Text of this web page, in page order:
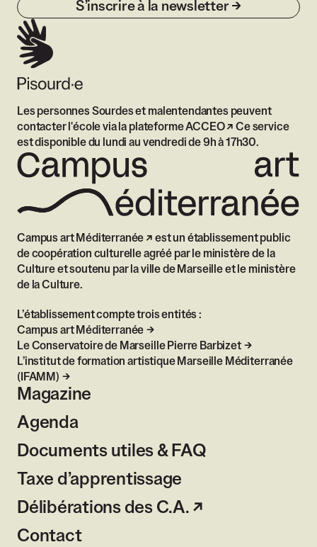
S’inscrire à la newsletter
Magazine
Agenda
Documents utiles & FAQ
Taxe d’apprentissage
Délibérations des C.A.
Contact
Campus art Méditerranée
est un établissement public
de coopération culturelle agréé par le ministère de la
Culture et soutenu par la ville de Marseille et le ministère
de la Culture.
L’établissement compte trois entités :
Campus art Méditerranée
Le Conservatoire de Marseille Pierre Barbizet
L’institut de formation artistique Marseille Méditerranée
(IFAMM)
Les personnes Sourdes et malentendantes peuvent
contacter l'école via la plateforme ACCEO
Ce service
est disponible du lundi au vendredi de 9h à 17h30.